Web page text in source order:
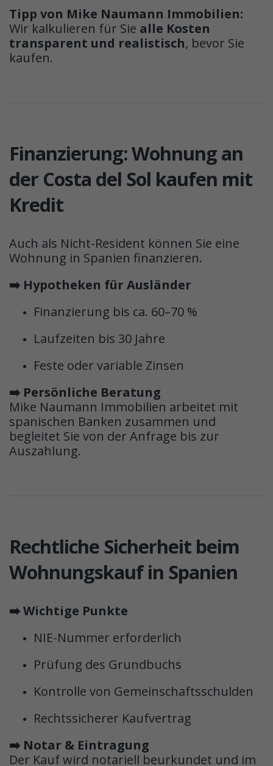
Tipp von Mike Naumann Immobilien:
Wir kalkulieren für Sie alle Kosten
transparent und realistisch, bevor Sie
kaufen.
Finanzierung: Wohnung an
der Costa del Sol kaufen mit
Kredit
Auch als Nicht-Resident können Sie eine
Wohnung in Spanien finanzieren.
➡️ Hypotheken für Ausländer
Finanzierung bis ca. 60–70 %
Laufzeiten bis 30 Jahre
Feste oder variable Zinsen
➡️ Persönliche Beratung
Mike Naumann Immobilien arbeitet mit
spanischen Banken zusammen und
begleitet Sie von der Anfrage bis zur
Auszahlung.
Rechtliche Sicherheit beim
Wohnungskauf in Spanien
➡️ Wichtige Punkte
NIE-Nummer erforderlich
Prüfung des Grundbuchs
Kontrolle von Gemeinschaftsschulden
Rechtssicherer Kaufvertrag
➡️ Notar & Eintragung
Der Kauf wird notariell beurkundet und im